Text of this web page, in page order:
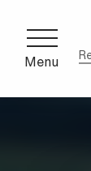
contenu
principal
Menu